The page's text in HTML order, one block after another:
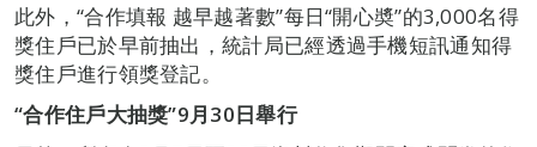
此外，“合作填報 越早越著數”每日“開心奬”的3,000名得
獎住戶已於早前抽出，統計局已經透過手機短訊通知得
獎住戶進行領獎登記。
“合作住戶大抽獎”9月30日舉行